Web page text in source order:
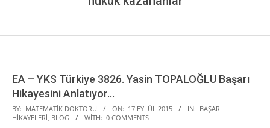
EA – YKS Türkiye 3826. Yasin TOPALOĞLU Başarı
Hikayesini Anlatıyor…
2015-
09-
BY: MATEMATIK DOKTORU ON: 17 EYLÜL 2015 IN: BAŞARI
HIKAYELERI BLOG WITH: 0 COMMENTS